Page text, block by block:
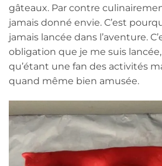
gâteaux. Par contre
jamais donné envie. C’est
jamais lancée dans l’aventure.
obligation que je me suis
qu’étant une fan des activités
quand même bien amusée.